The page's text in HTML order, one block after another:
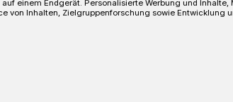
einem Endgerät. Personalisierte Werbung und Inhalte,
von Inhalten, Zielgruppenforschung sowie Entwicklung